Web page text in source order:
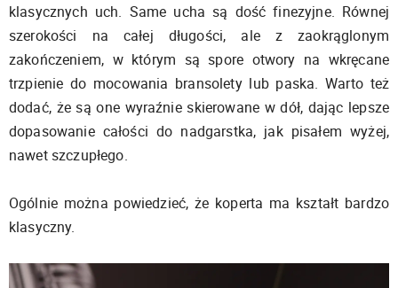
klasycznych uch. Same ucha są dość finezyjne. Równej
szerokości na całej długości, ale z zaokrąglonym
zakończeniem, w którym są spore otwory na wkręcane
trzpienie do mocowania bransolety lub paska. Warto też
dodać, że są one wyraźnie skierowane w dół, dając lepsze
dopasowanie całości do nadgarstka, jak pisałem wyżej,
nawet szczupłego.
Ogólnie można powiedzieć, że koperta ma kształt bardzo
klasyczny.